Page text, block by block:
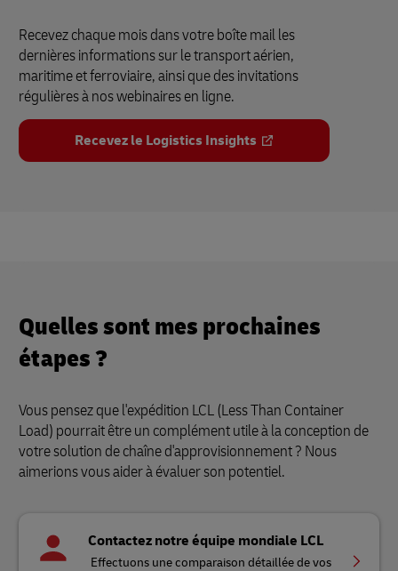
Recevez chaque mois dans votre boîte mail les
dernières informations sur le transport aérien,
maritime et ferroviaire, ainsi que des invitations
régulières à nos webinaires en ligne.
Recevez le Logistics Insights
Quelles sont mes prochaines
étapes ?
Vous pensez que l'expédition LCL (Less Than Container
Load) pourrait être un complément utile à la conception de
votre solution de chaîne d'approvisionnement ? Nous
aimerions vous aider à évaluer son potentiel.
Contactez notre équipe mondiale LCL
Effectuons une comparaison détaillée de vos